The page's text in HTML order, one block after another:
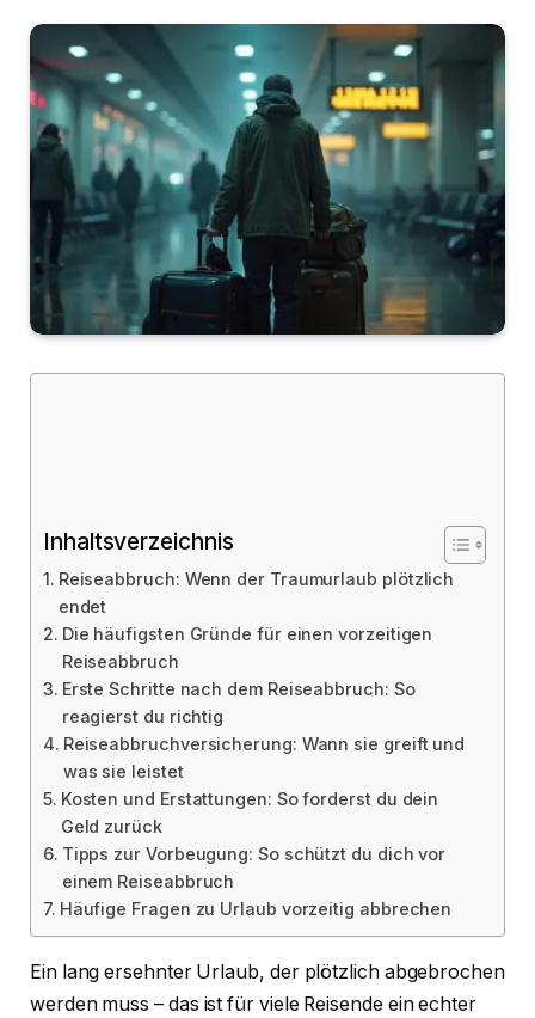
Inhaltsverzeichnis
Reiseabbruch: Wenn der Traumurlaub plötzlich
endet
Die häufigsten Gründe für einen vorzeitigen
Reiseabbruch
Erste Schritte nach dem Reiseabbruch: So
reagierst du richtig
Reiseabbruchversicherung: Wann sie greift und
was sie leistet
Kosten und Erstattungen: So forderst du dein
Geld zurück
Tipps zur Vorbeugung: So schützt du dich vor
einem Reiseabbruch
Häufige Fragen zu Urlaub vorzeitig abbrechen
Ein lang ersehnter Urlaub, der plötzlich abgebrochen
werden muss – das ist für viele Reisende ein echter